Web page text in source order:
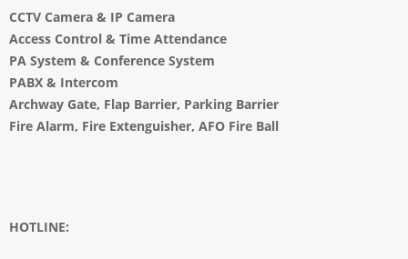
CCTV Camera & IP Camera
Access Control & Time Attendance
PA System & Conference System
PABX & Intercom
Archway Gate, Flap Barrier, Parking Barrier
Fire Alarm, Fire Extenguisher, AFO Fire Ball
HOTLINE: